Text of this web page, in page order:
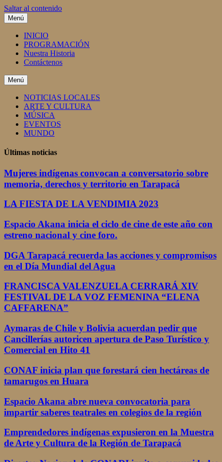
Saltar al contenido
Menú
INICIO
PROGRAMACIÓN
Nuestra Historia
Contáctenos
Menú
NOTICIAS LOCALES
ARTE Y CULTURA
MÚSICA
EVENTOS
MUNDO
Últimas noticias
Mujeres indígenas convocan a conversatorio sobre
memoria, derechos y territorio en Tarapacá
LA FIESTA DE LA VENDIMIA 2023
Espacio Akana inicia el ciclo de cine de este año con
estreno nacional y cine foro.
DGA Tarapacá recuerda las acciones y compromisos
en el Día Mundial del Agua
FRANCISCA VALENZUELA CERRARÁ XIV
FESTIVAL DE LA VOZ FEMENINA “ELENA
CAFFARENA”
Aymaras de Chile y Bolivia acuerdan pedir que
Cancillerías autoricen apertura de Paso Turístico y
Comercial en Hito 41
CONAF inicia plan que forestará cien hectáreas de
tamarugos en Huara
Espacio Akana abre nueva convocatoria para
impartir saberes teatrales en colegios de la región
Emprendedores indígenas expusieron en la Muestra
de Arte y Cultura de la Región de Tarapacá